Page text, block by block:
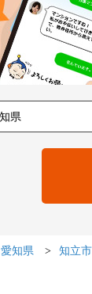
愛知県 知立市